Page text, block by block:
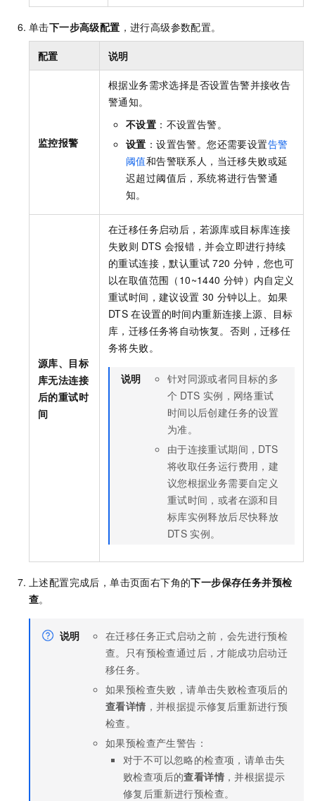
单击下一步高级配置 ，进行高级参数配置。
配置 说明
监控报警
根据业务需求选择是否设置告警并接收告
警通知。
不设置 ：不设置告警。
设置 ：设置告警。您还需要设置告警
阈值和告警联系人 ，当迁移失败或延
迟超过阈值后，系统将进行告警通
知。
源库、目标
库无法连接
后的重试时
间
在迁移任务启动后，若源库或目标库连接
失败则 DTS 会报错，并会立即进行持续
的重试连接，默认重试 720 分钟，您也可
以在取值范围（10~1440 分钟）内自定义
重试时间，建议设置 30 分钟以上。如果
DTS 在设置的时间内重新连接上源、目标
库，迁移任务将自动恢复。否则，迁移任
务将失败。
说明
针对同源或者同目标的多
个 DTS 实例，网络重试
时间以后创建任务的设置
为准。
由于连接重试期间，DTS
将收取任务运行费用，建
议您根据业务需要自定义
重试时间，或者在源和目
标库实例释放后尽快释放
DTS 实例。
上述配置完成后，单击页面右下角的下一步保存任务并预检
查。
说明
在迁移任务正式启动之前，会先进行预检
查。只有预检查通过后，才能成功启动迁
移任务。
如果预检查失败，请单击失败检查项后的
查看详情 ，并根据提示修复后重新进行预
检查。
如果预检查产生警告：
对于不可以忽略的检查项，请单击失
败检查项后的查看详情 ，并根据提示
修复后重新进行预检查。